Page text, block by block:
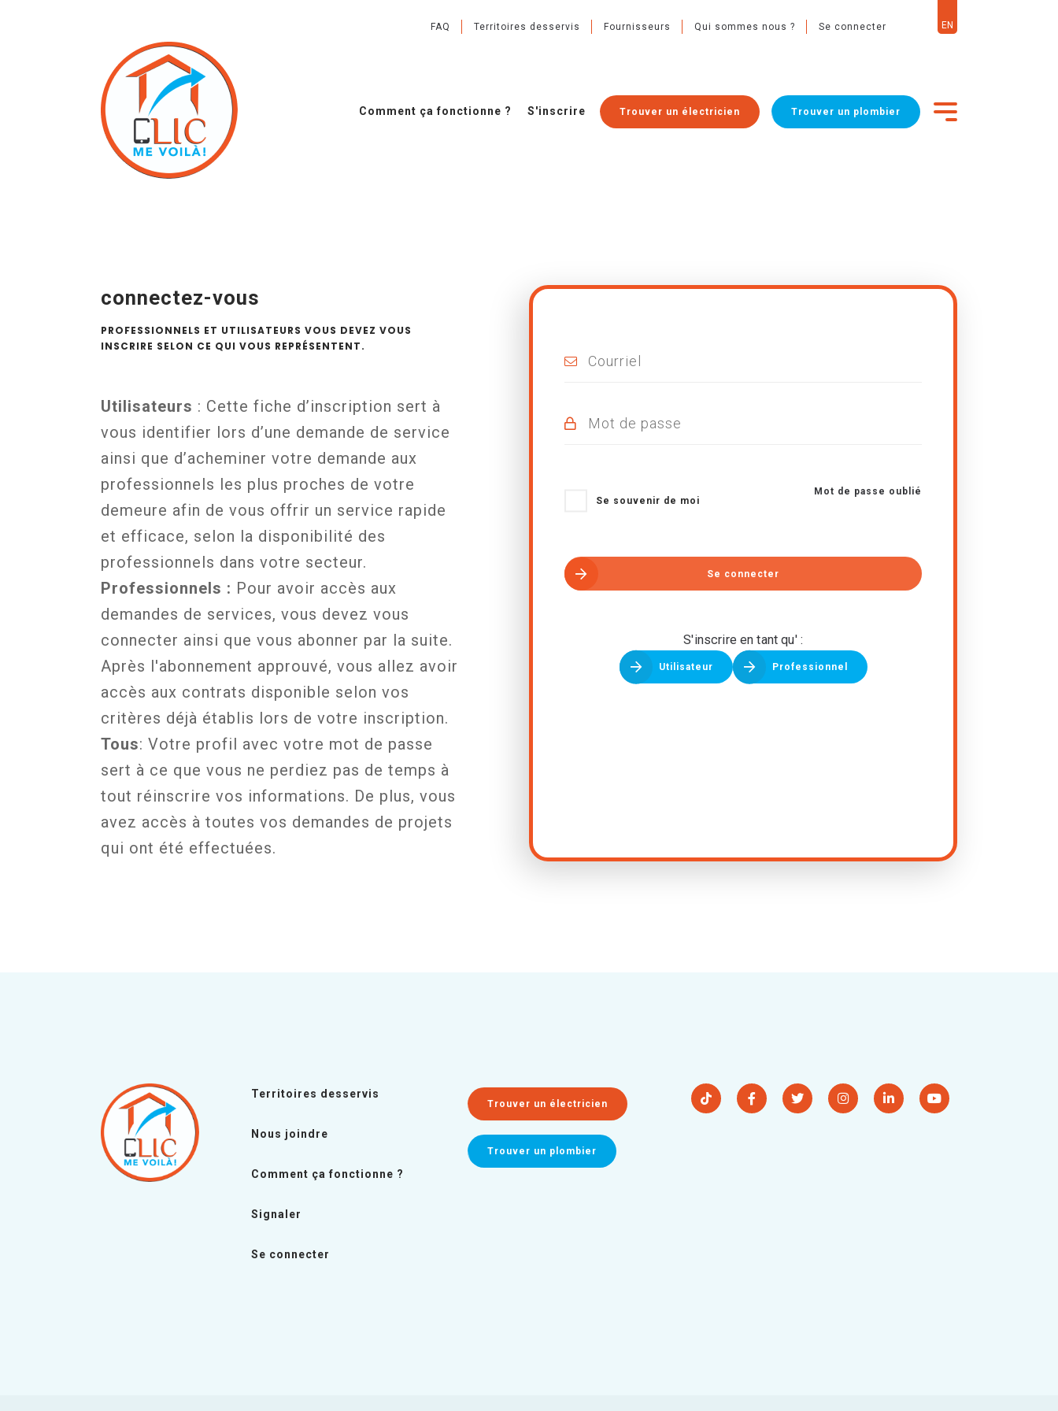
FAQ Territoires desservis Fournisseurs Qui sommes nous ? Se connecter EN
Comment ça fonctionne ? S'inscrire Trouver un électricien Trouver un plombier
connectez-vous
PROFESSIONNELS ET UTILISATEURS VOUS DEVEZ VOUS
INSCRIRE SELON CE QUI VOUS REPRÉSENTENT.
Utilisateurs : Cette fiche d’inscription sert à
vous identifier lors d’une demande de service
ainsi que d’acheminer votre demande aux
professionnels les plus proches de votre
demeure afin de vous offrir un service rapide
et efficace, selon la disponibilité des
professionnels dans votre secteur.
Professionnels : Pour avoir accès aux
demandes de services, vous devez vous
connecter ainsi que vous abonner par la suite.
Après l'abonnement approuvé, vous allez avoir
accès aux contrats disponible selon vos
critères déjà établis lors de votre inscription.
Tous: Votre profil avec votre mot de passe
sert à ce que vous ne perdiez pas de temps à
tout réinscrire vos informations. De plus, vous
avez accès à toutes vos demandes de projets
qui ont été effectuées.
Se souvenir de moi
Mot de passe oublié
Se connecter
S'inscrire en tant qu' :
Utilisateur Professionnel
Territoires desservis
Nous joindre
Comment ça fonctionne ?
Signaler
Se connecter
Trouver un électricien
Trouver un plombier